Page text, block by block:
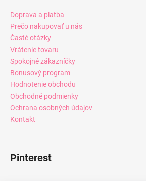
Doprava a platba
Prečo nakupovať u nás
Časté otázky
Vrátenie tovaru
Spokojné zákazníčky
Bonusový program
Hodnotenie obchodu
Obchodné podmienky
Ochrana osobných údajov
Kontakt
Pinterest